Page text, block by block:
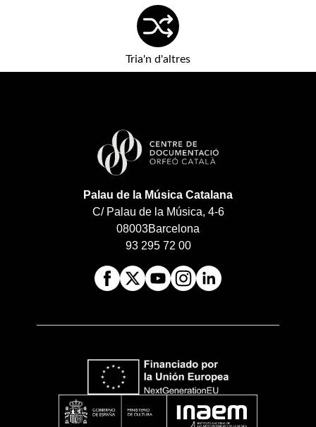
Tria'n d'altres
Palau de la Música Catalana
C/ Palau de la Música, 4-6
08003Barcelona
93 295 72 00